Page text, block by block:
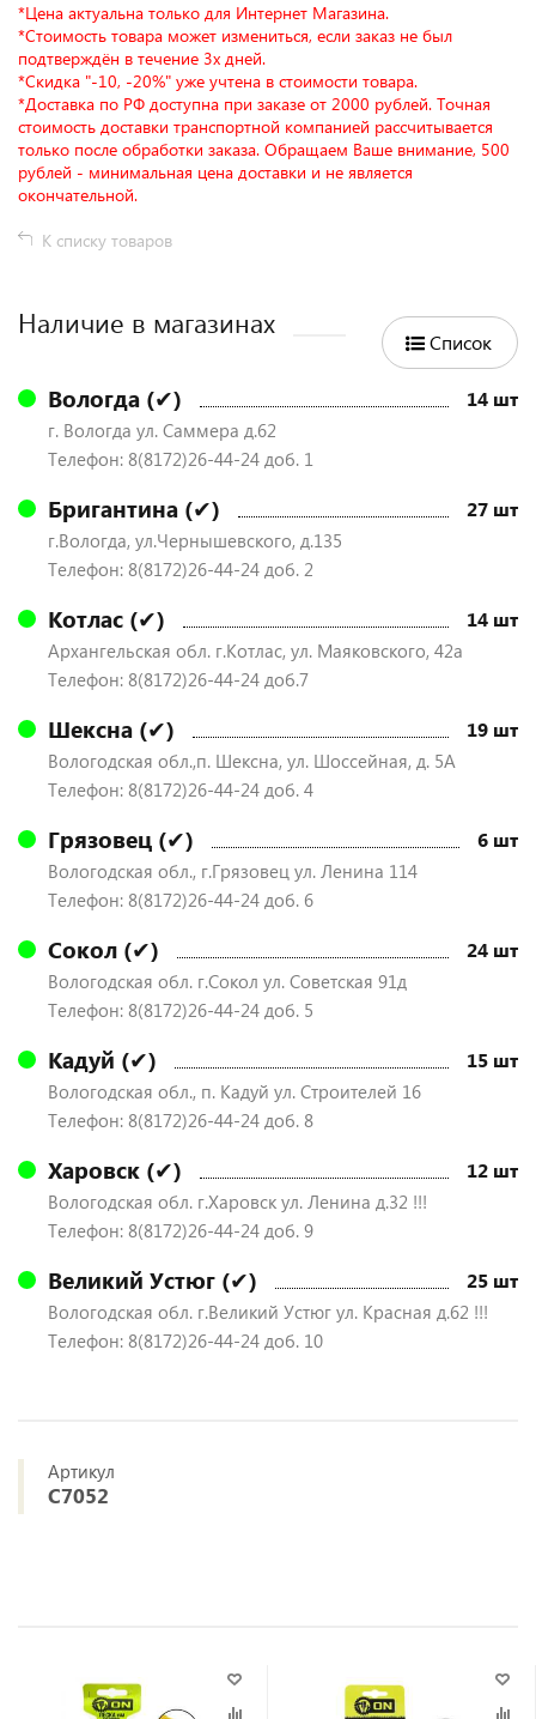
*Цена актуальна только для Интернет Магазина.
*Стоимость товара может измениться, если заказ не был
подтверждён в течение 3х дней.
*Скидка "-10, -20%" уже учтена в стоимости товара.
*Доставка по РФ доступна при заказе от 2000 рублей. Точная
стоимость доставки транспортной компанией рассчитывается
только после обработки заказа. Обращаем Ваше внимание, 500
рублей - минимальная цена доставки и не является
окончательной.
К списку товаров
Наличие в магазинах
Список
Вологда (✔) 14 шт
г. Вологда ул. Саммера д.62
Телефон: 8(8172)26-44-24 доб. 1
Бригантина (✔) 27 шт
г.Вологда, ул.Чернышевского, д.135
Телефон: 8(8172)26-44-24 доб. 2
Котлас (✔) 14 шт
Архангельская обл. г.Котлас, ул. Маяковского, 42а
Телефон: 8(8172)26-44-24 доб.7
Шексна (✔) 19 шт
Вологодская обл.,п. Шексна, ул. Шоссейная, д. 5А
Телефон: 8(8172)26-44-24 доб. 4
Грязовец (✔) 6 шт
Вологодская обл., г.Грязовец ул. Ленина 114
Телефон: 8(8172)26-44-24 доб. 6
Сокол (✔) 24 шт
Вологодская обл. г.Сокол ул. Советская 91д
Телефон: 8(8172)26-44-24 доб. 5
Кадуй (✔) 15 шт
Вологодская обл., п. Кадуй ул. Строителей 16
Телефон: 8(8172)26-44-24 доб. 8
Харовск (✔) 12 шт
Вологодская обл. г.Харовск ул. Ленина д.32 !!!
Телефон: 8(8172)26-44-24 доб. 9
Великий Устюг (✔) 25 шт
Вологодская обл. г.Великий Устюг ул. Красная д.62 !!!
Телефон: 8(8172)26-44-24 доб. 10
Артикул
C7052